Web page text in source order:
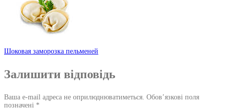
Навігація
по
запису
Шоковая заморозка пельменей
Залишити відповідь
Ваша e-mail адреса не оприлюднюватиметься. Обов’язкові поля
позначені *